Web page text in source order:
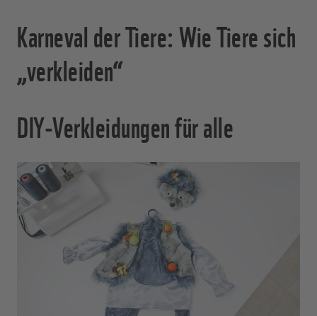
Karneval der Tiere: Wie Tiere sich
„verkleiden“
DIY-Verkleidungen für alle